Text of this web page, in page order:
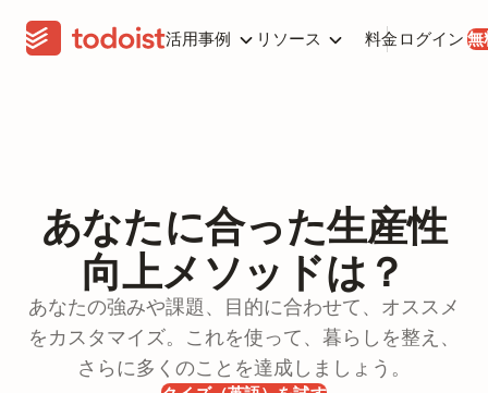
活用事例 リソース 料金 ログイン 無
あなたに合った生産性
向上メソッドは？
あなたの強みや課題、目的に合わせて、オススメ
をカスタマイズ。これを使って、暮らしを整え、
さらに多くのことを達成しましょう。